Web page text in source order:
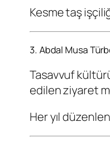
Kesme taş
3. Abdal Musa
Tasavvuf
edilen ziyaret
Her yıl